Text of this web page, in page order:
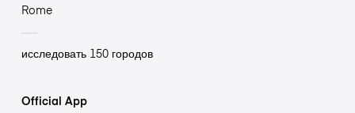
Rome
исследовать 150 городов
Official App